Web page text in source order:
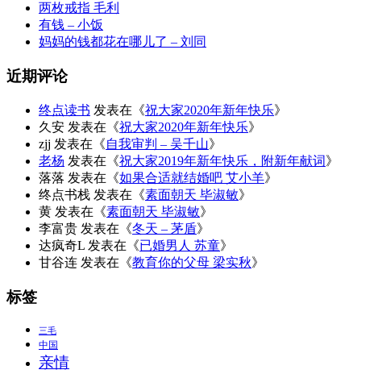
两枚戒指 毛利
有钱 – 小饭
妈妈的钱都花在哪儿了 – 刘同
近期评论
终点读书 发表在《祝大家2020年新年快乐》
久安 发表在《祝大家2020年新年快乐》
zjj 发表在《自我审判 – 吴千山》
老杨 发表在《祝大家2019年新年快乐，附新年献词》
落落 发表在《如果合适就结婚吧 艾小羊》
终点书栈 发表在《素面朝天 毕淑敏》
黄 发表在《素面朝天 毕淑敏》
李富贵 发表在《冬天 – 茅盾》
达疯奇L 发表在《已婚男人 苏童》
甘谷连 发表在《教育你的父母 梁实秋》
标签
三毛
中国
亲情